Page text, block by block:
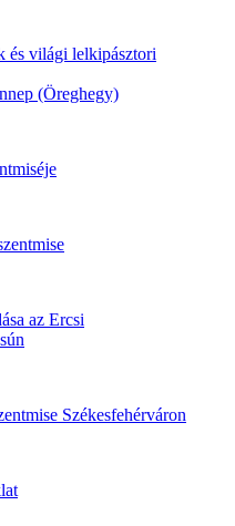
és világi lelkipásztori
(Öreghegy)
az Ercsi
Székesfehérváron